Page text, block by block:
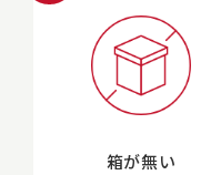
箱が無い